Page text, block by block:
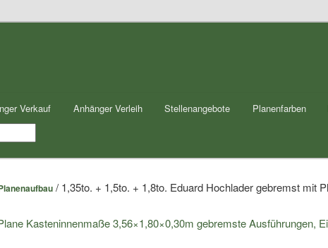
Verkauf Anhänger Verleih Stellenangebote Planenfarben
/ 1,35to. + 1,5to. + 1,8to. Eduard Hochlader gebremst mit